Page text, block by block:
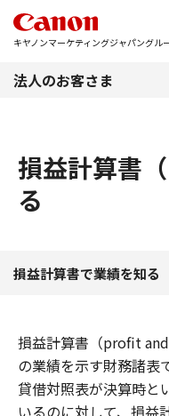
キヤノンマーケティングジャパングル
法人のお客さま
損益計算書
る
損益計算書で業績を知る
損益計算書（profit
の業績を示す財務諸表
貸借対照表が決算時と
いるのに対して、損益